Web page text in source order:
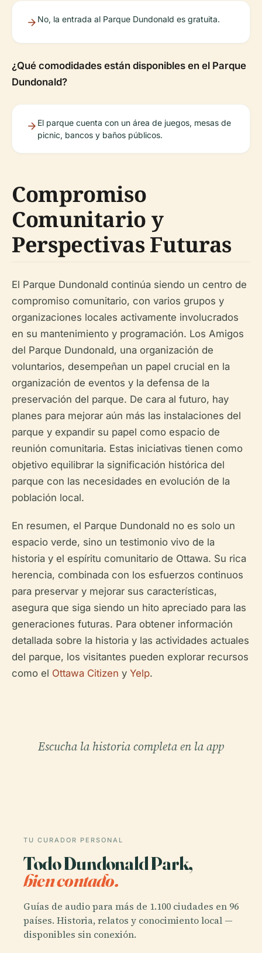
No, la entrada al Parque Dundonald es gratuita.
¿Qué comodidades están disponibles en el Parque
Dundonald?
El parque cuenta con un área de juegos, mesas de
picnic, bancos y baños públicos.
Compromiso
Comunitario y
Perspectivas Futuras
El Parque Dundonald continúa siendo un centro de
compromiso comunitario, con varios grupos y
organizaciones locales activamente involucrados
en su mantenimiento y programación. Los Amigos
del Parque Dundonald, una organización de
voluntarios, desempeñan un papel crucial en la
organización de eventos y la defensa de la
preservación del parque. De cara al futuro, hay
planes para mejorar aún más las instalaciones del
parque y expandir su papel como espacio de
reunión comunitaria. Estas iniciativas tienen como
objetivo equilibrar la significación histórica del
parque con las necesidades en evolución de la
población local.
En resumen, el Parque Dundonald no es solo un
espacio verde, sino un testimonio vivo de la
historia y el espíritu comunitario de Ottawa. Su rica
herencia, combinada con los esfuerzos continuos
para preservar y mejorar sus características,
asegura que siga siendo un hito apreciado para las
generaciones futuras. Para obtener información
detallada sobre la historia y las actividades actuales
del parque, los visitantes pueden explorar recursos
como el Ottawa Citizen y Yelp.
Escucha la historia completa en la app
TU CURADOR PERSONAL
Todo Dundonald Park,
bien contado.
Guías de audio para más de 1.100 ciudades en 96
países. Historia, relatos y conocimiento local —
disponibles sin conexión.